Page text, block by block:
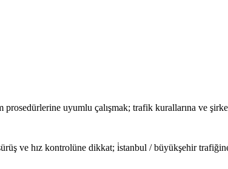
uyumlu çalışmak; trafik kurallarına ve
ve hız kontrolüne dikkat; i̇stanbul / büyükşehir